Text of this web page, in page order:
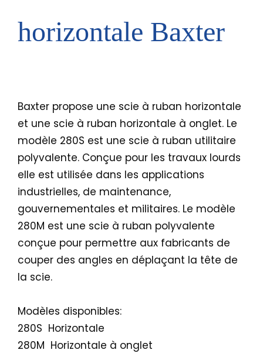
horizontale Baxter
Baxter propose une scie à ruban horizontale
et une scie à ruban horizontale à onglet. Le
modèle 280S est une scie à ruban utilitaire
polyvalente. Conçue pour les travaux lourds
elle est utilisée dans les applications
industrielles, de maintenance,
gouvernementales et militaires. Le modèle
280M est une scie à ruban polyvalente
conçue pour permettre aux fabricants de
couper des angles en déplaçant la tête de
la scie.
Modèles disponibles:
280S  Horizontale
280M  Horizontale à onglet